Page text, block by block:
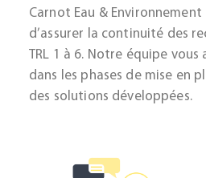
Carnot Eau &
d’assurer la continuité des
TRL 1 à 6. Notre équipe
dans les phases de mise en
des solutions développées.